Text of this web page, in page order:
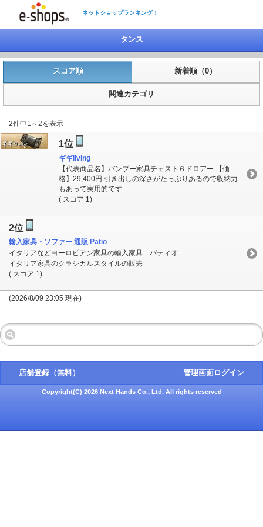
ネットショップランキング！
タンス
スコア順 新着順（0）
関連カテゴリ
2件中1～2を表示
1位
ギギliving
【代表商品名】バンブー家具チェスト６ドロアー 【価
格】29,400円 引き出しの深さがたっぷりあるので収納力
もあって実用的です
( スコア 1)
2位
輸入家具・ソファー 通販 Patio
イタリアなどヨーロピアン家具の輸入家具 パティオ
イタリア家具のクラシカルスタイルの販売
( スコア 1)
(2026/8/09 23:05 現在)
店舗登録（無料） 管理画面ログイン
Copyright(C) 2026 Next Hands Co., Ltd. All rights reserved